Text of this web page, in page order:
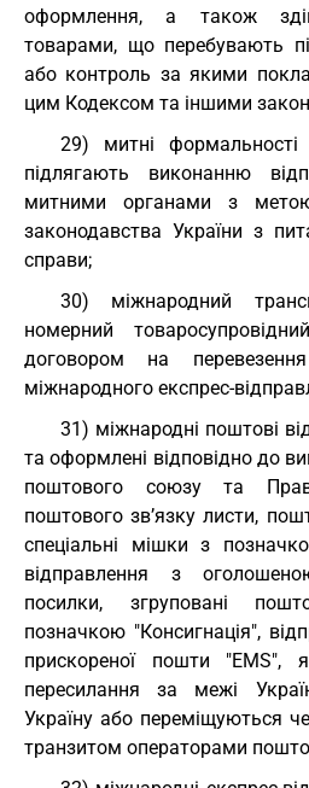
оформлення, а також
товарами, що перебувають
або контроль за якими
цим Кодексом та іншими
29) митні
підлягають виконанню
митними органами з
законодавства України з
справи;
30) міжнародний
номерний
договором на
міжнародного експрес-
31) міжнародні поштові
та оформлені відповідно до
поштового союзу та
поштового зв’язку листи,
спеціальні мішки з
відправлення з
посилки, згруповані
позначкою "Консигнація",
прискореної пошти "EMS",
пересилання за межі
Україну або переміщуються
транзитом операторами